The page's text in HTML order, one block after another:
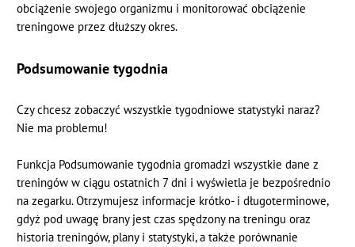
obciążenie swojego organizmu i monitorować obciążenie
treningowe przez dłuższy okres.
Podsumowanie tygodnia
Czy chcesz zobaczyć wszystkie tygodniowe statystyki naraz?
Nie ma problemu!
Funkcja Podsumowanie tygodnia gromadzi wszystkie dane z
treningów w ciągu ostatnich 7 dni i wyświetla je bezpośrednio
na zegarku. Otrzymujesz informacje krótko- i długoterminowe,
gdyż pod uwagę brany jest czas spędzony na treningu oraz
historia treningów, plany i statystyki, a także porównanie